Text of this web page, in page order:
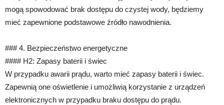
mogą spowodować brak dostępu do czystej wody, będziemy
mieć zapewnione podstawowe źródło nawodnienia.
### 4. Bezpieczeństwo energetyczne
#### H2: Zapasy baterii i świec
W przypadku awarii prądu, warto mieć zapasy baterii i świec.
Zapewnią one oświetlenie i umożliwią korzystanie z urządzeń
elektronicznych w przypadku braku dostępu do prądu.